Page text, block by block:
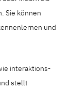
Sie können
und
interaktions-
stellt